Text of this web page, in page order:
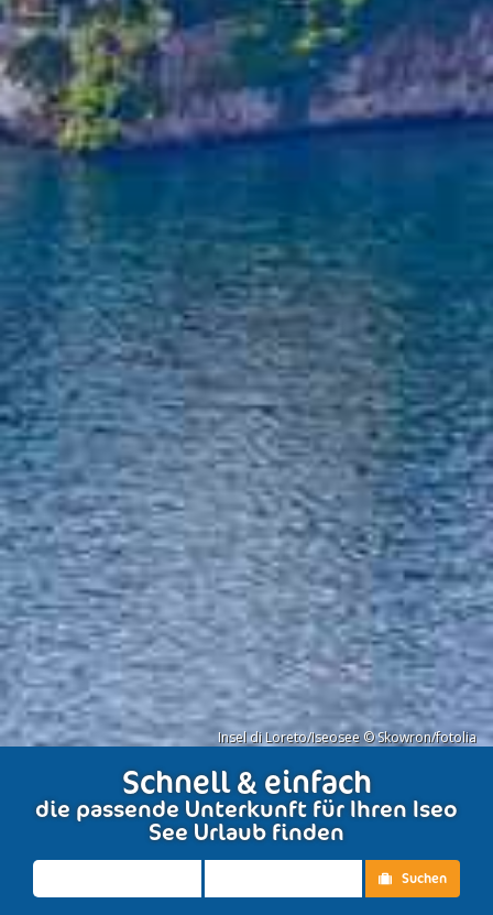
Insel di Loreto/Iseosee © Skowron/fotolia
Schnell & einfach
die passende Unterkunft für Ihren Iseo
See Urlaub finden
Suchen